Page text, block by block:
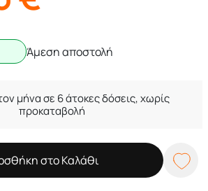
Άμεση αποστολή
μήνα σε 6 άτοκες δόσεις, χωρίς
προκαταβολή
στο Καλάθι